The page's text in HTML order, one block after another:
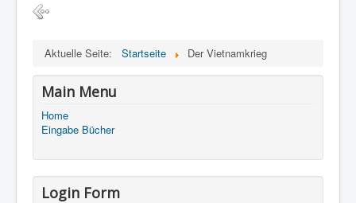
Aktuelle Seite: Startseite Der Vietnamkrieg
Main Menu
Home
Eingabe Bücher
Login Form